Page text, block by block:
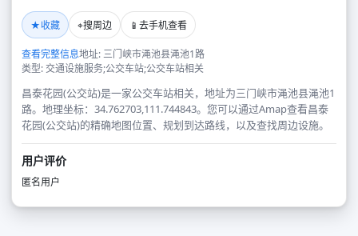
★收藏 ⌖搜周边 📱 去手机查看
查看完整信息地址: 三门峡市渑池县渑池1路
类型: 交通设施服务;公交车站;公交车站相关
昌泰花园(公交站)是一家公交车站相关，地址为三门峡市渑池县渑池1
路。地理坐标：34.762703,111.744843。您可以通过Amap查看昌泰
花园(公交站)的精确地图位置、规划到达路线，以及查找周边设施。
用户评价
匿名用户